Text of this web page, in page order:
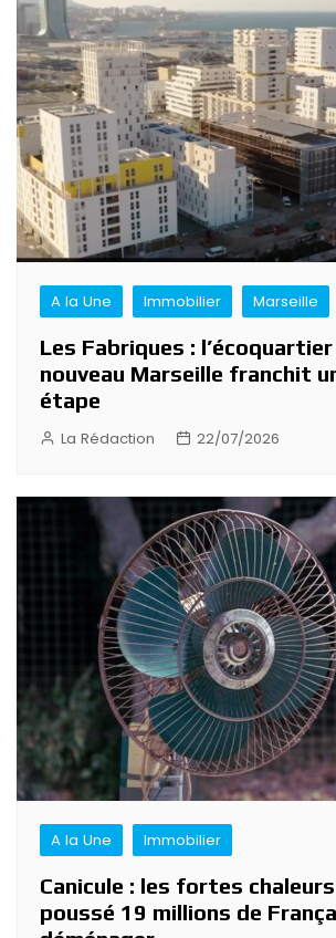
A la Une Immobilier Marseille
Les Fabriques :
nouveau Marseille franchit
étape
La Rédaction 22/07/2026
A la Une Immobilier
Canicule : les fortes
poussé 19 millions de